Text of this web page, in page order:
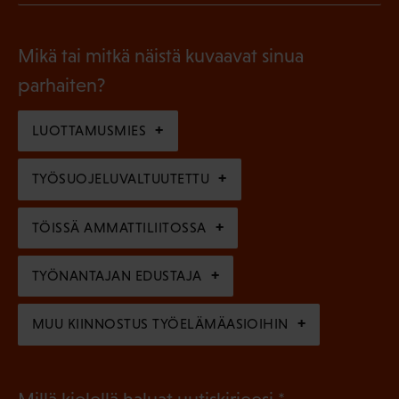
n
e
)
l
i
n
e
n
)
l
i
n
e
n
)
Mikä tai mitkä näistä kuvaavat sinua
parhaiten?
LUOTTAMUSMIES
TYÖSUOJELUVALTUUTETTU
TÖISSÄ AMMATTILIITOSSA
TYÖNANTAJAN EDUSTAJA
MUU KIINNOSTUS TYÖELÄMÄASIOIHIN